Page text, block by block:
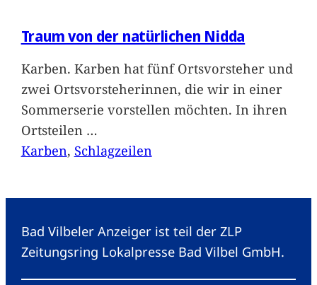
Traum von der natürlichen Nidda
Karben. Karben hat fünf Ortsvorsteher und
zwei Ortsvorsteherinnen, die wir in einer
Sommerserie vorstellen möchten. In ihren
Ortsteilen …
Karben, Schlagzeilen
Bad Vilbeler Anzeiger ist teil der ZLP
Zeitungsring Lokalpresse Bad Vilbel GmbH.